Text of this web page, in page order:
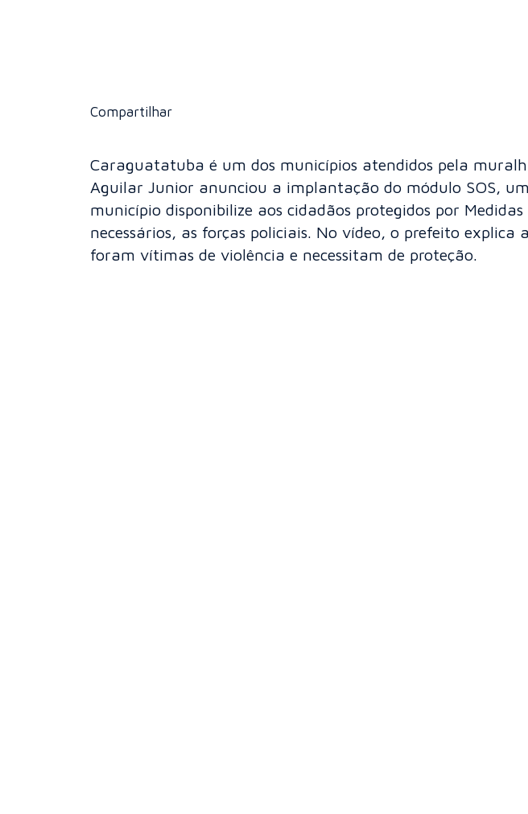
Compartilhar
Caraguatatuba é um dos municípios atendidos pela
Aguilar Junior anunciou a implantação do módulo SOS,
município disponibilize aos cidadãos protegidos por
necessários, as forças policiais. No vídeo, o prefeito
foram vítimas de violência e necessitam de proteção.